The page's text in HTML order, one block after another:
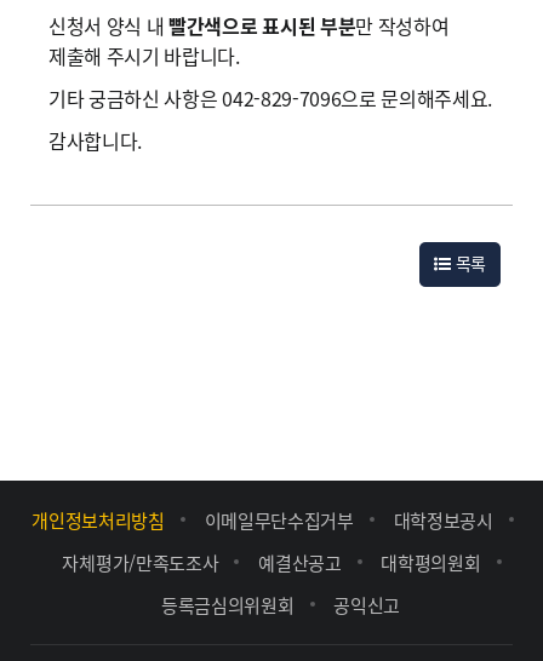
신청서 양식 내빨간색으로 표시된 부분만 작성하여
제출해 주시기 바랍니다.
기타 궁금하신 사항은 042-829-7096으로 문의해주세요.
감사합니다.
목록
개인정보처리방침 이메일무단수집거부
대학정보공시
자체평가/만족도조사
예결산공고
대학평의원회
등록금심의위원회
공익신고